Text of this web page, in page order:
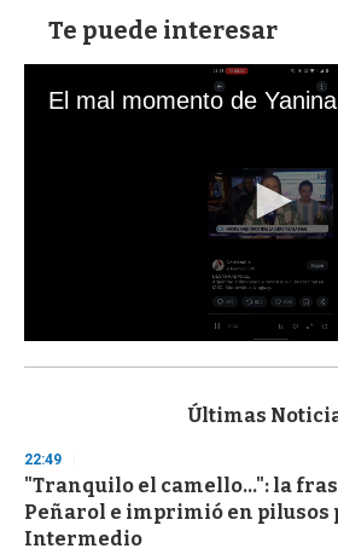
Te puede interesar
s
d
s
o
f
3
Últimas
22:49
"Tranquilo el camello...": la
Peñarol e imprimió en pilusos
Intermedio